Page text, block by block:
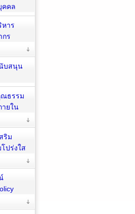
คคล
หาร
ร
บสนุน
ณธรรม
ายใน
ริม
ปร่งใส